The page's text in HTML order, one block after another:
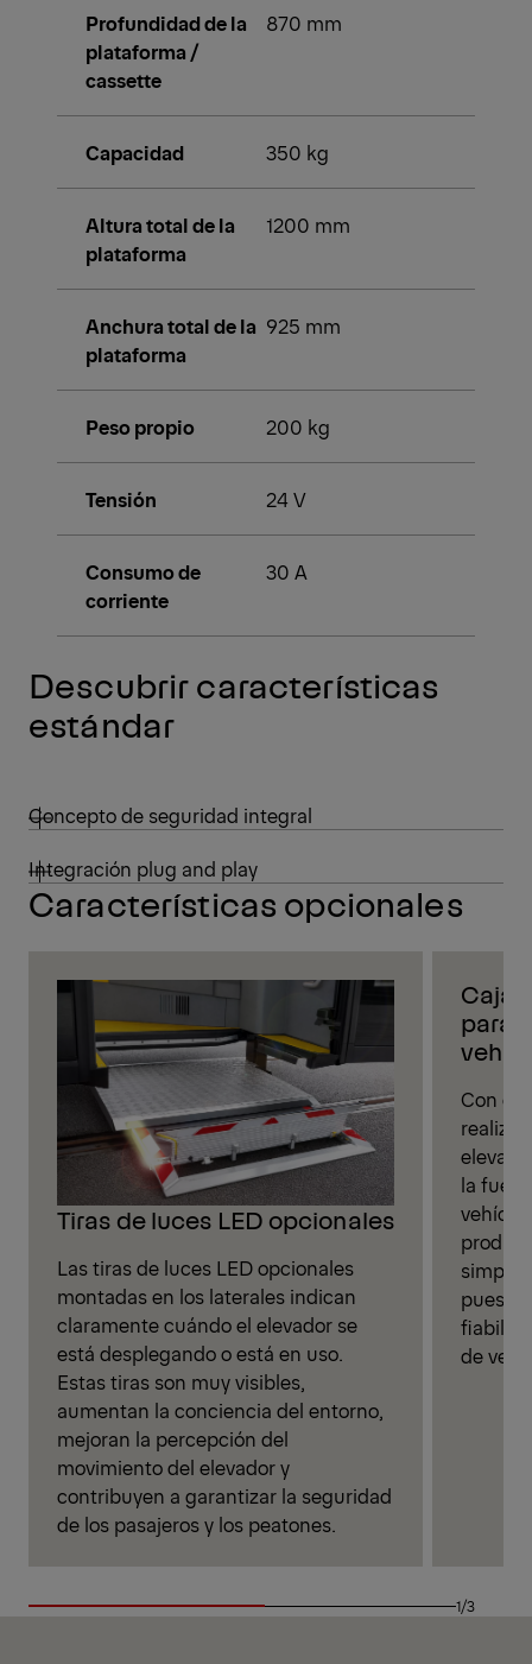
Profundidad de la
plataforma /
cassette
870 mm
Capacidad 350 kg
Altura total de la
plataforma
1200 mm
Anchura total de la
plataforma
925 mm
Peso propio 200 kg
Tensión 24 V
Consumo de
corriente
30 A
Descubrir características
estándar
Concepto de seguridad integral
Integración plug and play
Características opcionales
Tiras de luces LED opcionales
Las tiras de luces LED opcionales
montadas en los laterales indican
claramente cuándo el elevador se
está desplegando o está en uso.
Estas tiras son muy visibles,
aumentan la conciencia del entorno,
mejoran la percepción del
movimiento del elevador y
contribuyen a garantizar la seguridad
de los pasajeros y los peatones.
Caja
para
Con
la
puesta
de
1/3